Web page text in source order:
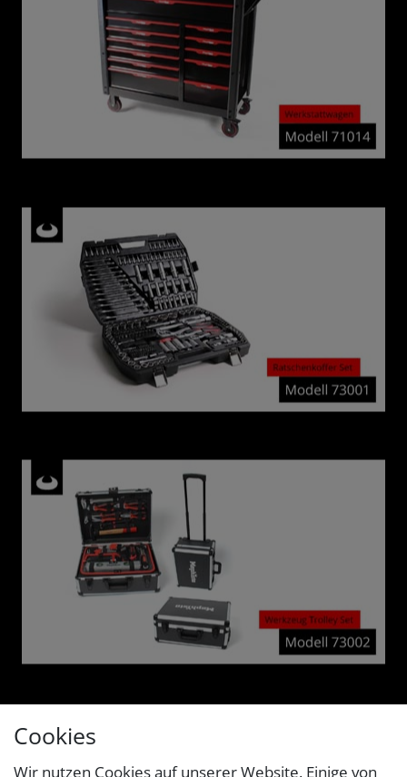
Cookies
Wir nutzen Cookies auf unserer Website. Einige von